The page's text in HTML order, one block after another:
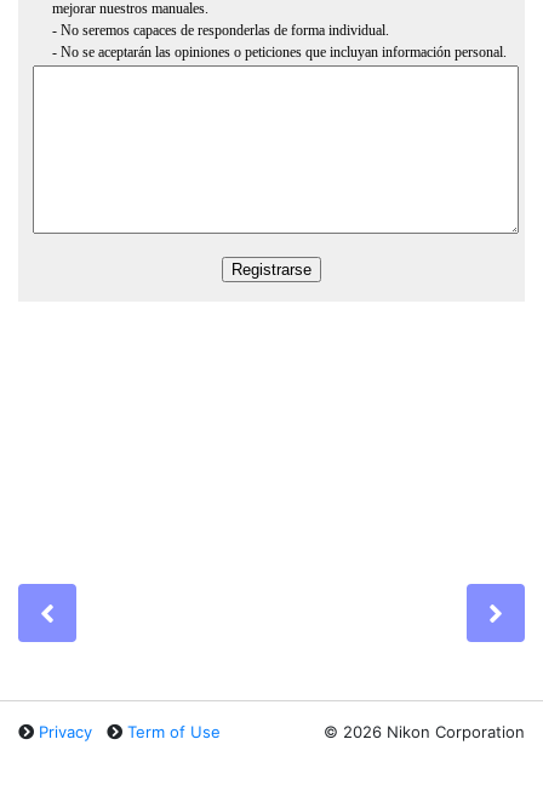
Privacy Term of Use © 2026 Nikon Corporation